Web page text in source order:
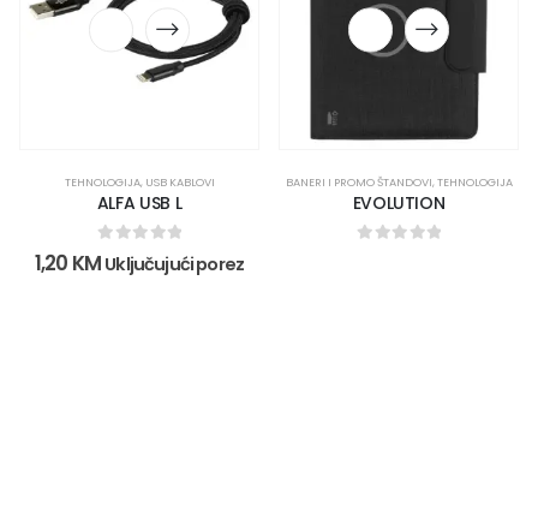
TEHNOLOGIJA, USB KABLOVI
ALFA USB L
0 out of 5
1,20 KM Uključujući porez
BANERI I PROMO ŠTANDOVI,TEHNOLOGIJA
EVOLUTION